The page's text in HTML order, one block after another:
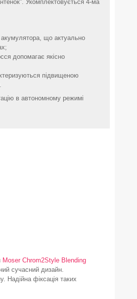
Укомплектовується 4-ма
акумулятора, що актуально
допомагає якісно
підвищеною
в автономному режимі
Moser Chrom2Style Blending
сучасний дизайн.
Надійна фіксація таких